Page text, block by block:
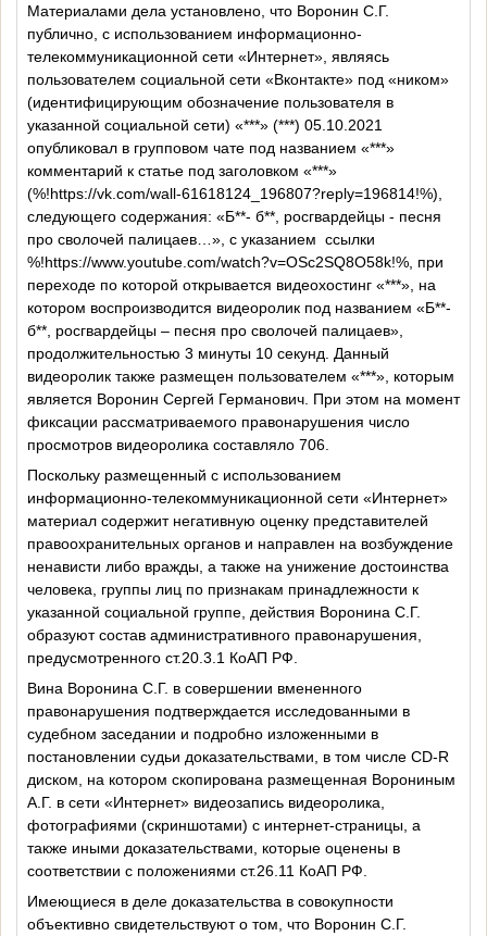
Материалами дела установлено, что Воронин С.Г.
публично, с использованием информационно-
телекоммуникационной сети «Интернет», являясь
пользователем социальной сети «Вконтакте» под «ником»
(идентифицирующим обозначение пользователя в
указанной социальной сети) «***» (***) 05.10.2021
опубликовал в групповом чате под названием «***»
комментарий к статье под заголовком «***»
(%!https://vk.com/wall-61618124_196807?reply=196814!%),
следующего содержания: «Б**- б**, росгвардейцы - песня
про сволочей палицаев…», с указанием ссылки
%!https://www.youtube.com/watch?v=OSc2SQ8О58k!%, при
переходе по которой открывается видеохостинг «***», на
котором воспроизводится видеоролик под названием «Б**-
б**, росгвардейцы – песня про сволочей палицаев»,
продолжительностью 3 минуты 10 секунд. Данный
видеоролик также размещен пользователем «***», которым
является Воронин Сергей Германович. При этом на момент
фиксации рассматриваемого правонарушения число
просмотров видеоролика составляло 706.
Поскольку размещенный с использованием
информационно-телекоммуникационной сети «Интернет»
материал содержит негативную оценку представителей
правоохранительных органов и направлен на возбуждение
ненависти либо вражды, а также на унижение достоинства
человека, группы лиц по признакам принадлежности к
указанной социальной группе, действия Воронина С.Г.
образуют состав административного правонарушения,
предусмотренного ст.20.3.1 КоАП РФ.
Вина Воронина С.Г. в совершении вмененного
правонарушения подтверждается исследованными в
судебном заседании и подробно изложенными в
постановлении судьи доказательствами, в том числе CD-R
диском, на котором скопирована размещенная Ворониным
А.Г. в сети «Интернет» видеозапись видеоролика,
фотографиями (скриншотами) с интернет-страницы, а
также иными доказательствами, которые оценены в
соответствии с положениями ст.26.11 КоАП РФ.
Имеющиеся в деле доказательства в совокупности
объективно свидетельствуют о том, что Воронин С.Г.